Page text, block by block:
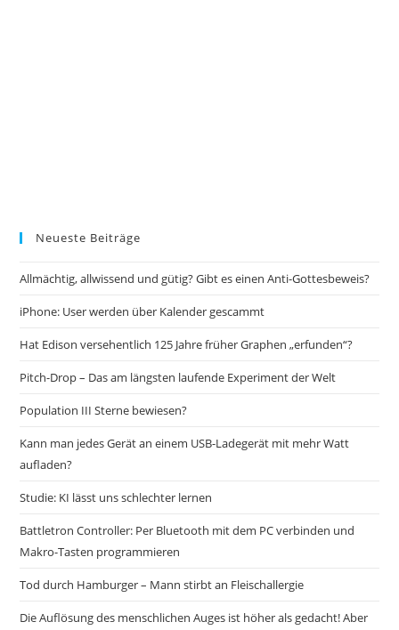
Neueste Beiträge
Allmächtig, allwissend und gütig? Gibt es einen Anti-Gottesbeweis?
iPhone: User werden über Kalender gescammt
Hat Edison versehentlich 125 Jahre früher Graphen „erfunden“?
Pitch-Drop – Das am längsten laufende Experiment der Welt
Population III Sterne bewiesen?
Kann man jedes Gerät an einem USB-Ladegerät mit mehr Watt
aufladen?
Studie: KI lässt uns schlechter lernen
Battletron Controller: Per Bluetooth mit dem PC verbinden und
Makro-Tasten programmieren
Tod durch Hamburger – Mann stirbt an Fleischallergie
Die Auflösung des menschlichen Auges ist höher als gedacht! Aber